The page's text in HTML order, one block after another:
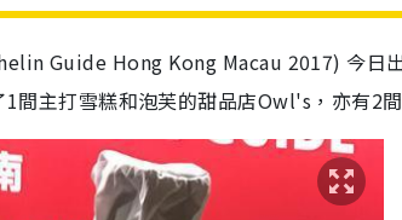
Guide Hong Kong Macau 2017) 今日
間主打雪糕和泡芙的甜品店Owl's，亦有2